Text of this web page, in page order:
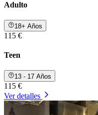
Adulto
18+ Años
115 €
Teen
13 - 17 Años
115 €
Ver detalles